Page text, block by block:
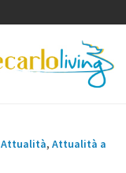
Attualità, Attualità a